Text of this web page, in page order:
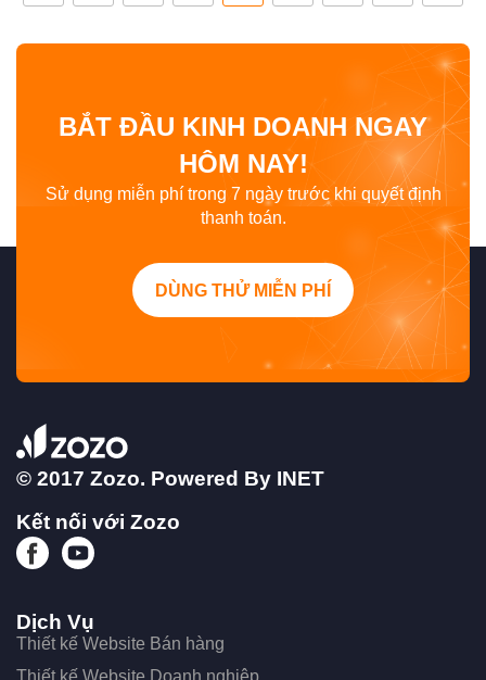
BẮT ĐẦU KINH DOANH NGAY
HÔM NAY!
Sử dụng miễn phí trong 7 ngày trước khi quyết định
thanh toán.
DÙNG THỬ MIỄN PHÍ
© 2017 Zozo. Powered By INET
Kết nối với Zozo
Dịch Vụ
Thiết kế Website Bán hàng